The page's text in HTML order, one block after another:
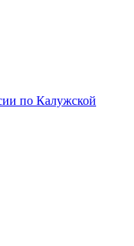
по Калужской